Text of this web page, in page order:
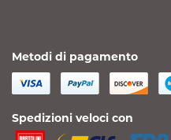
Metodi di pagamento
Spedizioni veloci con